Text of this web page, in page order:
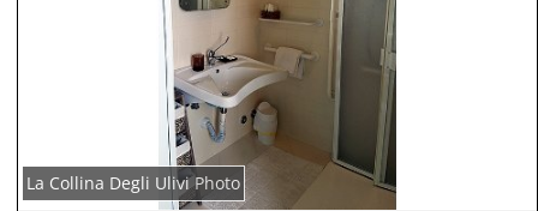
La Collina Degli Ulivi Photo